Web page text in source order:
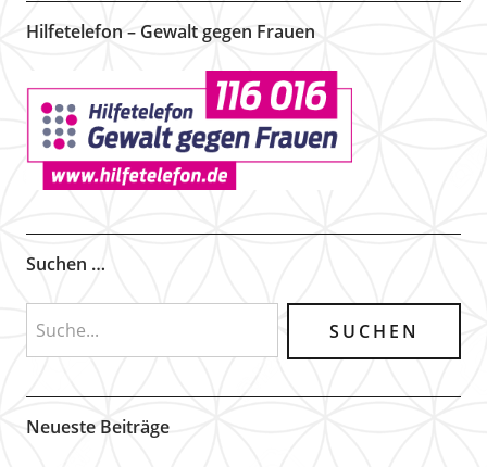
Hilfetelefon – Gewalt gegen Frauen
Suchen …
Neueste Beiträge